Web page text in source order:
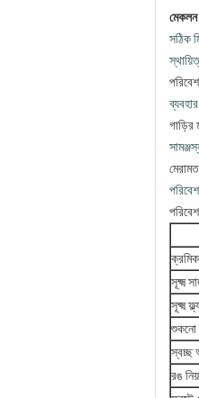
মেকলন
সঠিক
গাড়ির
সূক্ষ্ম
সূক্ষ্ম
শুকনো
স্বচ্ছ
রঙ